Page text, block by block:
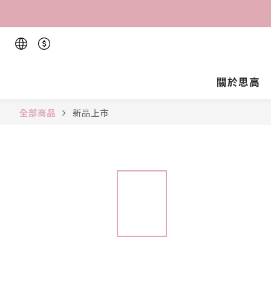
關於思高
全部商品 新品上市